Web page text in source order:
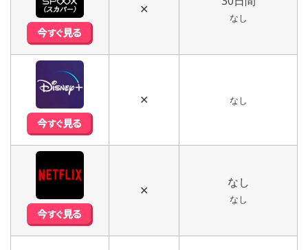
✕
なし
✕ なし
✕
なし
なし